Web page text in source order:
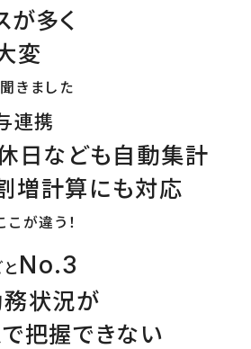
が多く
変
きました
連携
休日なども自動集計
増計算にも対応
が違う！
No.3
務状況が
で把握できない